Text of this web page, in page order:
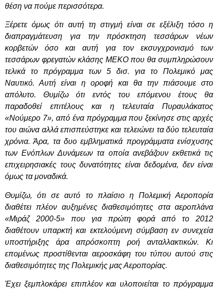
θέση να πούμε περισσότερα.
Ξέρετε όμως ότι αυτή τη στιγμή είναι σε εξέλιξη τόσο η
διαπραγμάτευση για την πρόσκτηση τεσσάρων νέων
κορβετών όσο και αυτή για τον εκσυγχρονισμό των
τεσσάρων φρεγατών κλάσης MEKO που θα συμπληρώσουν
τελικά το πρόγραμμα των 5 δισ. για το Πολεμικό μας
Ναυτικό. Αυτή είναι η οροφή και θα την πιάσουμε στο
απόλυτο. Θυμίζω ότι εντός του επόμενου έτους θα
παραδοθεί επιτέλους και η τελευταία Πυραυλάκατος
«Νούμερο 7», από ένα πρόγραμμα που ξεκίνησε στις αρχές
του αιώνα αλλά επισπεύστηκε και τελειώνει τα δύο τελευταία
χρόνια. Άρα, τα δυο εμβληματικά προγράμματα ενίσχυσης
των Ενόπλων Δυνάμεων τα οποία ανεβάζουν εκθετικά τις
επιχειρησιακές τους δυνατότητες είναι δεδομένα, δεν είναι
όμως τα μοναδικά.
Θυμίζω, ότι σε αυτό το πλαίσιο η Πολεμική Αεροπορία
διαθέτει πλέον αυξημένες διαθεσιμότητες στα αεροπλάνα
«Μιράζ 2000-5» που για πρώτη φορά από το 2012
διαθέτουν υπαρκτή και εκτελούμενη σύμβαση εν συνεχεία
υποστήριξης άρα απρόσκοπτη ροή ανταλλακτικών. Κι
επομένως προστίθενται αεροσκάφη του τύπου αυτού στις
διαθεσιμότητες της Πολεμικής μας Αεροπορίας.
Έχει ξεμπλοκάρει επιπλέον και υλοποιείται το πρόγραμμα